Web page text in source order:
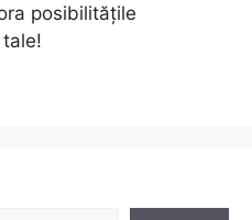
posibilitățile